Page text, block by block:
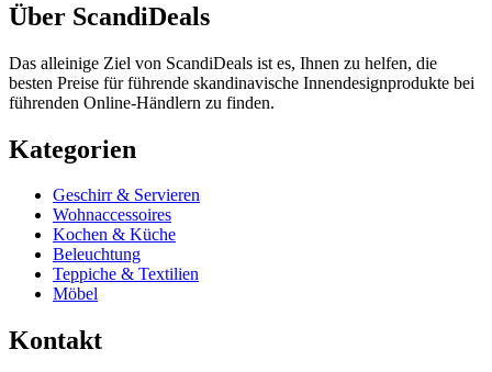
Über ScandiDeals
Das alleinige Ziel von ScandiDeals ist es, Ihnen zu helfen, die
besten Preise für führende skandinavische Innendesignprodukte bei
führenden Online-Händlern zu finden.
Kategorien
Geschirr & Servieren
Wohnaccessoires
Kochen & Küche
Beleuchtung
Teppiche & Textilien
Möbel
Kontakt